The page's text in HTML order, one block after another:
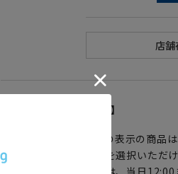
アイコンについて】
の表示の商品は
注文画面でお急ぎ発送を選択いただけ
さらにメルマガ会員様は、当日